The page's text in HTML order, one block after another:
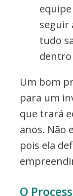
seguir
tudo
dentro
Um bom
para um
que trará
anos. Não
pois ela
O